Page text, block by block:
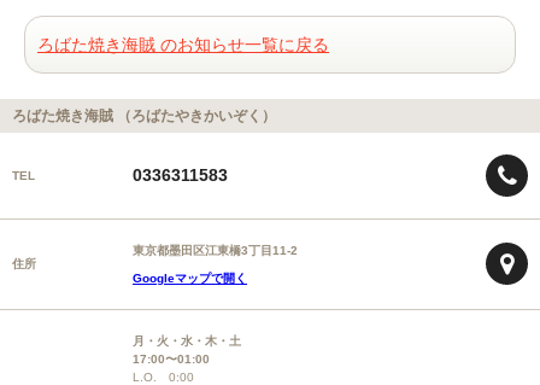
ろばた焼き海賊 のお知らせ一覧に戻る
ろばた焼き海賊 （ろばたやきかいぞく）
TEL 0336311583
住所
東京都墨田区江東橋3丁目11-2
Googleマップで開く
月・火・水・木・土
17:00〜01:00
L.O. 0:00